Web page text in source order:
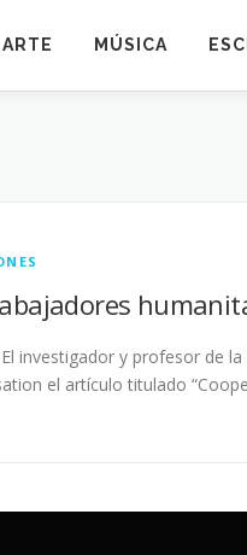
ARTE MÚSICA
investigador y profesor de
el artículo titulado